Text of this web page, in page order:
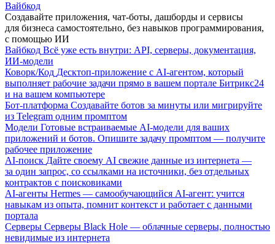
Вайбкод
Создавайте приложения, чат-боты, дашборды и сервисы
для бизнеса самостоятельно, без навыков программирования,
с помощью ИИ
Вайбкод Всё уже есть внутри: API, серверы, документация,
ИИ-модели
Коворк/Код Десктоп-приложение с AI-агентом, который
выполняет рабочие задачи прямо в вашем портале Битрикс24
и на вашем компьютере
Бот-платформа Создавайте ботов за минуты или мигрируйте
из Telegram одним промптом
Модели Готовые встраиваемые AI-модели для ваших
приложений и ботов. Опишите задачу промптом — получите
рабочее приложение
AI-поиск Дайте своему AI свежие данные из интернета —
за один запрос, со ссылками на источники, без отдельных
контрактов с поисковиками
AI-агенты Hermes — самообучающийся AI-агент: учится
навыкам из опыта, помнит контекст и работает с данными
портала
Серверы Серверы Black Hole — облачные серверы, полностью
невидимые из интернета